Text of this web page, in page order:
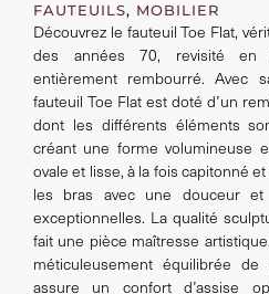
FAUTEUILS, MOBILIER
Découvrez le fauteuil Toe Flat,
des années 70, revisité en
entièrement rembourré. Avec
fauteuil Toe Flat est doté d’un
dont les différents éléments
créant une forme volumineuse
ovale et lisse, à la fois capitonné
les bras avec une douceur
exceptionnelles. La qualité
fait une pièce maîtresse
méticuleusement équilibrée
assure un confort d’assise